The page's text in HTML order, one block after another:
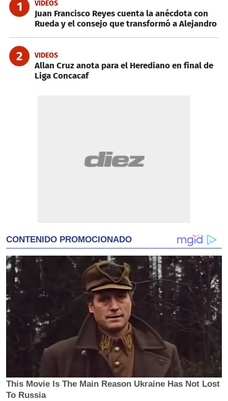
1 VIDEOS
Juan Francisco Reyes cuenta la anécdota con
Rueda y el consejo que transformó a Alejandro
2 VIDEOS
Allan Cruz anota para el Herediano en final de
Liga Concacaf